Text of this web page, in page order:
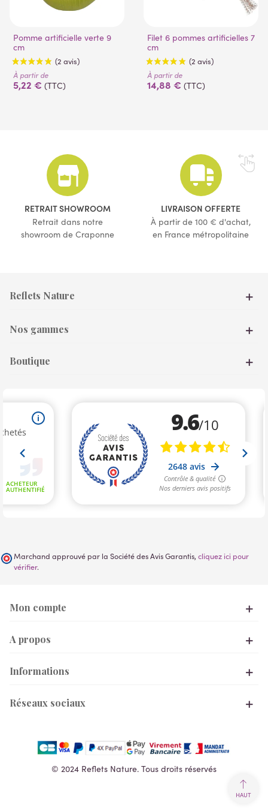
Pomme artificielle verte 9
cm
(2 avis)
À partir de
5,22 € (TTC)
Filet 6 pommes artificielles 7
cm
(2 avis)
À partir de
14,88 € (TTC)
RETRAIT SHOWROOM
Retrait dans notre
showroom de Craponne
LIVRAISON OFFERTE
À partir de 100 € d'achat,
en France métropolitaine
Reflets Nature
Nos gammes
Boutique
Marchand approuvé par la Société des Avis Garantis, cliquez ici pour
vérifier.
Mon compte
A propos
Informations
Réseaux sociaux
© 2024 Reflets Nature. Tous droits réservés
HAUT